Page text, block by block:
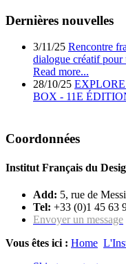
Dernières nouvelles
3/11/25 Rencontre
dialogue créatif pour
Read more...
28/10/25
BOX - 11E
Coordonnées
Institut Français du
Add: 5, rue de
Tel: +33 (0)1 45
Envoyer un message
Vous êtes ici : Home